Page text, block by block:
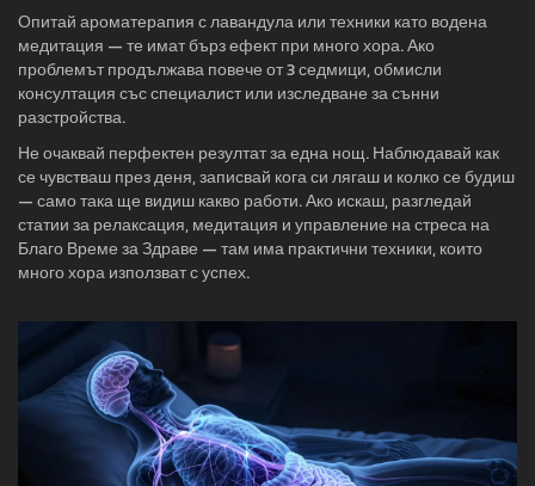
Опитай ароматерапия с лавандула или техники като водена
медитация — те имат бърз ефект при много хора. Ако
проблемът продължава повече от 3 седмици, обмисли
консултация със специалист или изследване за сънни
разстройства.
Не очаквай перфектен резултат за една нощ. Наблюдавай как
се чувстваш през деня, записвай кога си лягаш и колко се будиш
— само така ще видиш какво работи. Ако искаш, разгледай
статии за релаксация, медитация и управление на стреса на
Благо Време за Здраве — там има практични техники, които
много хора използват с успех.